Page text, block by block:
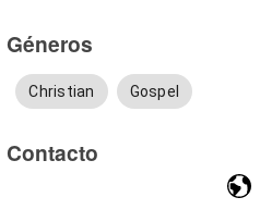
Géneros
Christian Gospel
Contacto